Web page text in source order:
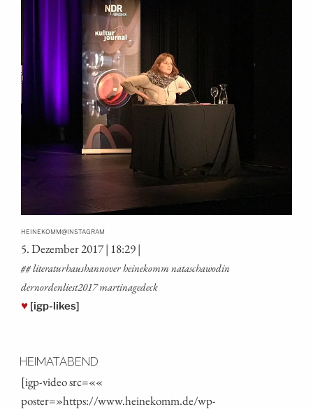
HEINEKOMM@INSTAGRAM
5. Dezem­ber 2017 | 18:29 |
## lite­ra­tur­haus­han­no­ver hei­ne­komm nata­scha­wo­din
dernordenliest2017 martinagedeck
♥ [igp-likes]
HEIMATABEND
[igp-video src=««
poster=»https://www.heinekomm.de/wp-